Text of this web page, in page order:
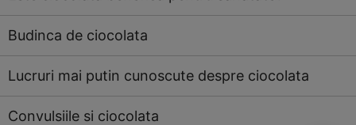
Budinca de ciocolata
Lucruri mai putin cunoscute despre ciocolata
Convulsiile si ciocolata